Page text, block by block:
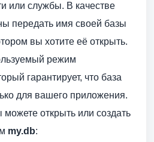
или службы. В качестве
передать имя своей базы
вы хотите её открыть.
режим
гарантирует, что база
для вашего приложения.
открыть или создать
my.db: